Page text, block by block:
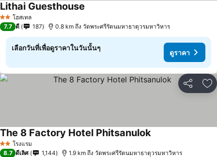
2 ดาวโฮสเทล
Lithai Guesthouse
7.7 ดี 187 0.8 km ถึง วัดพระศรีรัตนมหาธาตุวรมหาวิหาร
เลือกวันที่เพื่อดูราคาในวันนั้นๆ
ดูราคา
แชร์ เ
2 ดาวโรงแรม
The 8 Factory Hotel Phitsanulok
8.7 ดีเลิศ 1,144 1.9 km ถึง วัดพระศรีรัตนมหาธาตุวรมหาวิหาร